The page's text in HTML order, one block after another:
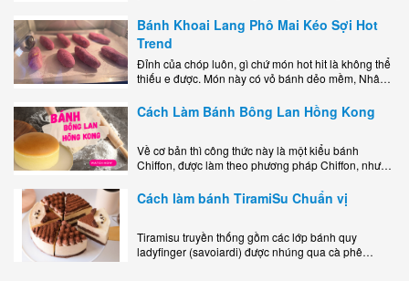
Bánh Khoai Lang Phô Mai Kéo Sợi Hot
Trend
Đỉnh của chóp luôn, gì chứ món hot hit là không thể
thiếu e được. Món này có vỏ bánh dẻo mềm, Nhân
Cách Làm Bánh Bông Lan Hồng Kong
Về cơ bản thì công thức này là một kiểu bánh
Chiffon, được làm theo phương pháp Chiffon, nhưng
ngon, làm..
Cách làm bánh TiramiSu Chuẩn vị
Tiramisu truyền thống gồm các lớp bánh quy
ladyfinger (savoiardi) được nhúng qua cà phê